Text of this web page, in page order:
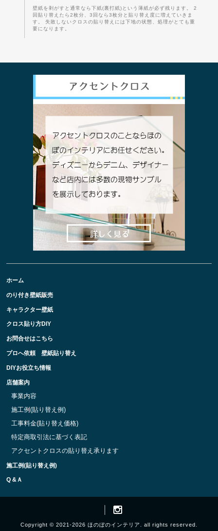
壁紙を剥がすと通常なら下紙(裏打紙)という薄紙が必ず残ります。 2
回貼り替えたら2枚分、3回なら3枚分と貼り替え度に増えていきま
す。 失敗しないクロスの貼り替えには下地の状態、処理がとても重
要になります。
ホーム
のり付き壁紙販売
キャラクター壁紙
クロス貼り方DIY
お問合せはこちら
プロへ依頼 壁紙貼り替え
DIYお役立ち情報
店舗案内
事業内容
施工例(貼り替え例)
工事料金(貼り替え価格)
特定商取引法に基づく表記
アクセントクロスの貼り替え承ります
施工例(貼り替え例)
Q &Ａ
Copyright © 2021-2026 ほのぼのインテリア. all rights reserved.